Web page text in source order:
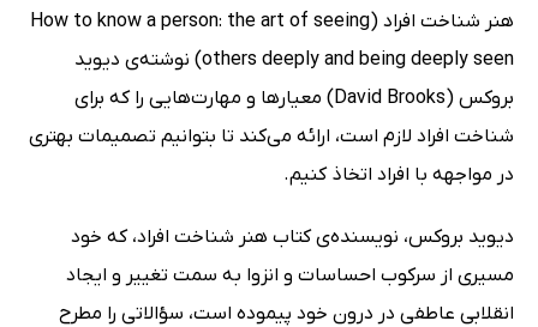
هنر شناخت افراد (How to know a person: the art of seeing
others deeply and being deeply seen) نوشته‌ی دیوید
بروکس (David Brooks) معیارها و مهارت‌هایی را که برای
شناخت افراد لازم است، ارائه می‌کند تا بتوانیم تصمیمات بهتری
در مواجهه با افراد اتخاذ کنیم.
دیوید بروکس، نویسنده‌ی کتاب هنر شناخت افراد، که خود
مسیری از سرکوب احساسات و انزوا به سمت تغییر و ایجاد
انقلابی عاطفی در درون خود پیموده است، سؤالاتی را مطرح